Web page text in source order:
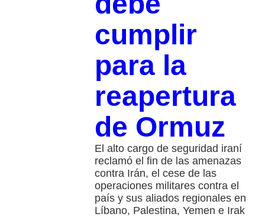
cumplir
para la
reapertura
de Ormuz
El alto cargo de seguridad iraní
reclamó el fin de las amenazas
contra Irán, el cese de las
operaciones militares contra el
país y sus aliados regionales en
Líbano, Palestina, Yemen e Irak